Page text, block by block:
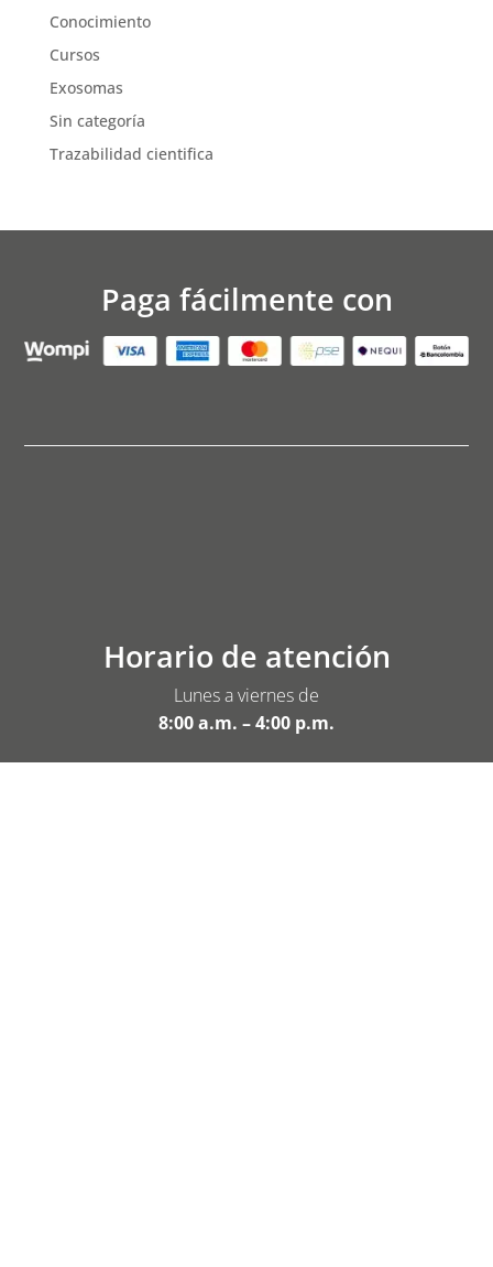
Conocimiento
Cursos
Exosomas
Sin categoría
Trazabilidad cientifica
Paga fácilmente con
Horario de atención
Lunes a viernes de
8:00 a.m. – 4:00 p.m.